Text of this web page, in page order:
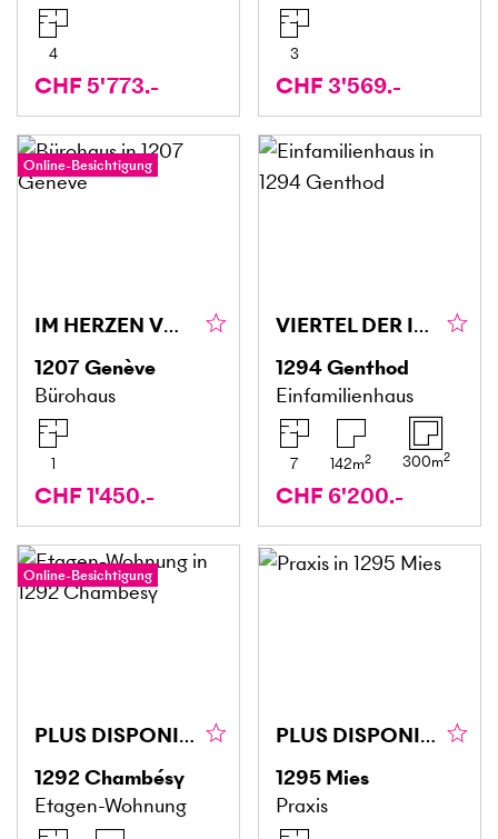
4
CHF 5'773.-
3
CHF 3'569.-
Online-Besichtigung
IM HERZEN VON EAUX-VIVES KOMPLETT RENOVIERT
1207Genève
Bürohaus
1
CHF 1'450.-
VIERTEL DER INTERNATIONALEN ORGANISATIONEN VILLA EST
1294Genthod
Einfamilienhaus
7 142m2 300m2
CHF 6'200.-
Online-Besichtigung
PLUS DISPONIBLE
1292Chambésy
Etagen-Wohnung
PLUS DISPONIBLE !
1295 Mies
Praxis